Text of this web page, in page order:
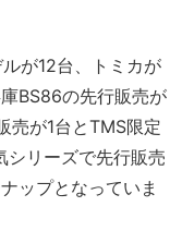
が12台、トミカが
BS86の先行販売が
売が1台とTMS限定
シリーズで先行販売
ップとなっていま